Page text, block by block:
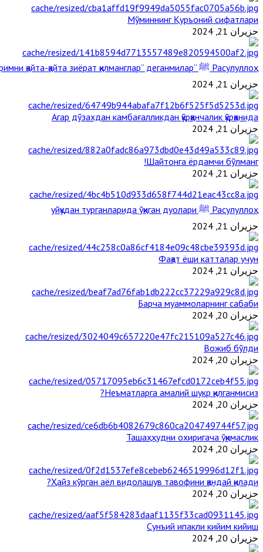
Мўминнинг Қуръоний сифатлари
حزيران 21, 2024
Расулуллоҳ ﷺ “Қабримни қайта-қайта зиёрат қилманглар” деганмилар?
حزيران 21, 2024
Агар дўзахдан камбағалликдан қўрққанчалик қўрққанида
حزيران 21, 2024
Шайтонга ёрдамчи бўлманг!
حزيران 21, 2024
Расулуллоҳ ﷺ уйқудан турганларида ўқиган дуолари
حزيران 21, 2024
Фақат ёши катталар учун
حزيران 21, 2024
Барча муаммоларнинг сабаби
حزيران 20, 2024
Вожиб бўлди
حزيران 20, 2024
Неъматларга амалий шукр қилганмисиз?
حزيران 20, 2024
Ташаҳҳудни охиригача ўқимаслик
حزيران 20, 2024
Ҳайз кўрган аёл видолашув тавофини қандай қилади?
حزيران 20, 2024
Сунъий ипакли кийим кийиш
حزيران 20, 2024